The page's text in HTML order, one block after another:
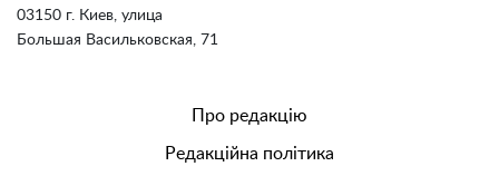
03150 г. Киев, улица
Большая Васильковская, 71
Про редакцію
Редакційна політика